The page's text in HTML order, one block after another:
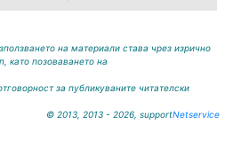
на материали става чрез изрично
като позоваването на
за публикуваните читателски
© 2013, 2013 - 2026, supportNetservice